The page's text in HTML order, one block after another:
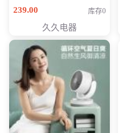
239.00
库存0
久久电器